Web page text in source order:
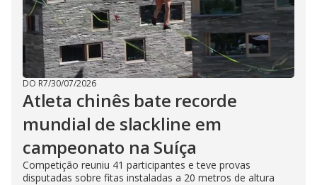
DO R7/30/07/2026
Atleta chinês bate recorde
mundial de slackline em
campeonato na Suíça
Competição reuniu 41 participantes e teve provas
disputadas sobre fitas instaladas a 20 metros de altura